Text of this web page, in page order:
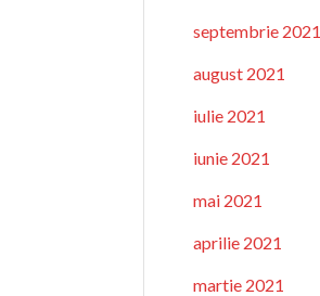
septembrie 2021
august 2021
iulie 2021
iunie 2021
mai 2021
aprilie 2021
martie 2021